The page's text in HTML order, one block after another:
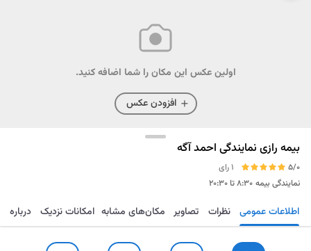
اولین عکس این مکان را شما اضافه کنید.
افزودن عکس
بیمه رازی نمایندگی احمد آگه
5/0
1 رای
نمایندگی بیمه ۸:۳۰ تا ۲۰:۳۰
مسیریابی ذخیره ارسال تماس اطلاعات عمومی نظرات تصاویر مکان‌های مشابه امکانات نزدیک درباره